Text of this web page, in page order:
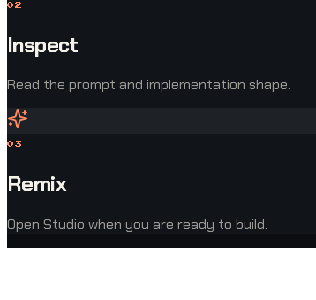
02
Inspect
Read the prompt and implementation shape.
03
Remix
Open Studio when you are ready to build.